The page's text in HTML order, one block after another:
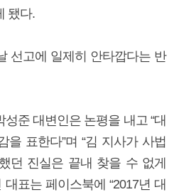
됐다.
선고에 일제히 안타깝다는 반
준 대변인은 논평을 내고 “대
을 표한다”며 “김 지사가 사법
던 진실은 끝내 찾을 수 없게
표는 페이스북에 “2017년 대